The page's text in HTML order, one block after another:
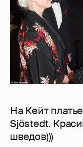
На Кейт
Sjöstedt.
шведов)))